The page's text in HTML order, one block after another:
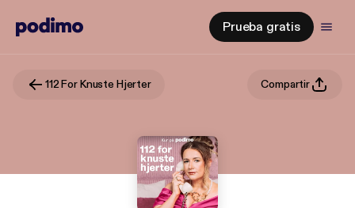
Prueba gratis
112 For Knuste Hjerter Compartir